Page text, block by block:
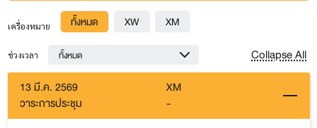
เครื่องหมาย ทั้งหมด XW XM
ช่วงเวลา ทั้งหมด Collapse All
13 มี.ค. 2569
XM
วาระการประชุม
-